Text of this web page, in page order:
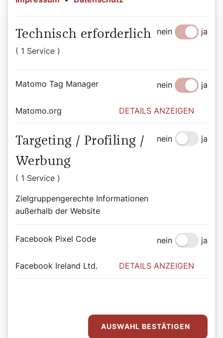
Technisch erforderlich
( 1 Service )
nein ja
Matomo Tag Manager nein ja
Matomo.org DETAILS ANZEIGEN
Targeting / Profiling /
Werbung
( 1 Service )
Zielgruppengerechte Informationen
außerhalb der Website
nein ja
Facebook Pixel Code nein ja
Facebook Ireland Ltd. DETAILS ANZEIGEN
AUSWAHL BESTÄTIGEN